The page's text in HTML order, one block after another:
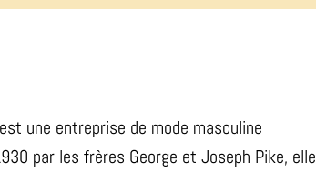
une entreprise de mode masculine
par les frères George et Joseph Pike, elle